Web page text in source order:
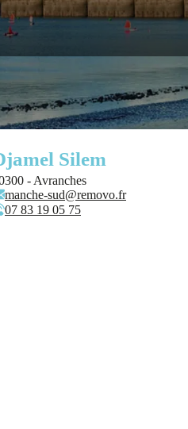
Silem
- Avranches
manche-sud@removo.fr
07 83 19 05 75